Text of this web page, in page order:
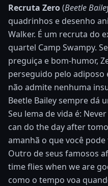
Recruta Zero(Beetle
quadrinhos e desenho
Walker. É um recruta do
quartel Camp Swampy.
preguiça e bom-humor,
perseguido pelo adiposo
não admite nenhuma
Beetle Bailey sempre dá
Seu lema de vida é:
can do the day after
amanhã o que você
Outro de seus famosos
time flies when we are
como o tempo voa